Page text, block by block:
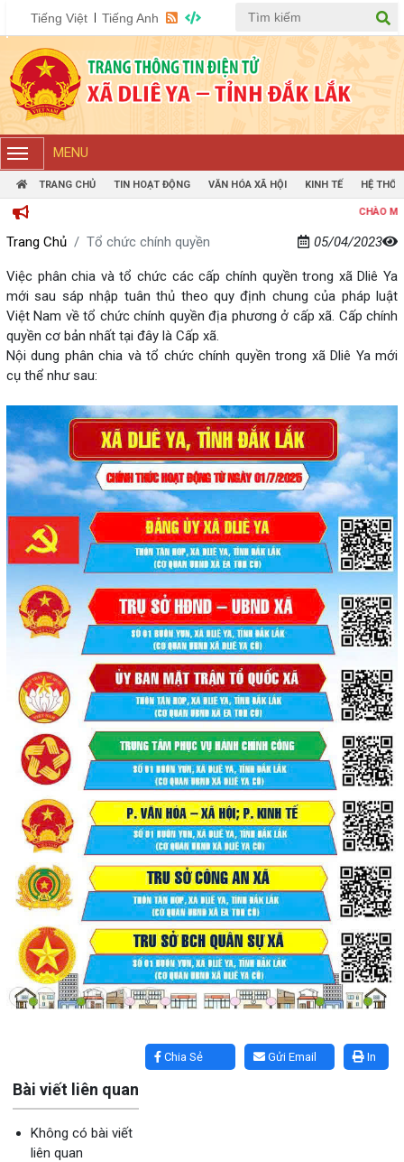
Tiếng Việt Tiếng Anh
MENU
TRANG CHỦ TIN HOẠT ĐỘNG VĂN HÓA XÃ HỘI KINH TẾ HỆ
CHÀO MỪNG
Trang Chủ Tổ chức chính quyền 05/04/2023
Việc phân chia và tổ chức các cấp chính quyền trong xã Dliê Ya
mới sau sáp nhập tuân thủ theo quy định chung của pháp luật
Việt Nam về tổ chức chính quyền địa phương ở cấp xã. Cấp chính
quyền cơ bản nhất tại đây là Cấp xã.
Nội dung phân chia và tổ chức chính quyền trong xã Dliê Ya mới
cụ thể như sau:
In
Gửi Email
Chia Sẻ
Bài viết liên quan
Không có bài viết
liên quan